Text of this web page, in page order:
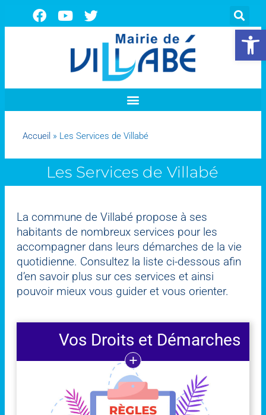
Ouvrir
Accueil » Les Services de Villabé
Les Services de Villabé
La commune de Villabé propose à ses
habitants de nombreux services pour les
accompagner dans leurs démarches de la vie
quotidienne. Consultez la liste ci-dessous afin
d’en savoir plus sur ces services et ainsi
pouvoir mieux vous guider et vous orienter.
Vos Droits et Démarches